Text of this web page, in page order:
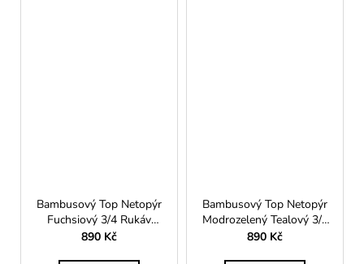
Bambusový Top Netopýr
Fuchsiový 3/4 Rukáv
Volný Střih Dámský
890 Kč
Bambusový Top Netopýr
Modrozelený Tealový 3/4
Rukáv Volný Střih
890 Kč